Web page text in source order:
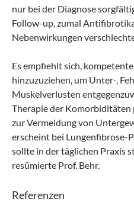
nur bei der Diagnose
Follow-up, zumal
Nebenwirkungen
Es empfiehlt sich,
hinzuzuziehen, um Unter-,
Muskelverlusten
Therapie der Komorbiditäten
zur Vermeidung von
erscheint bei Lungenfibrose-
sollte in der täglichen Praxis
resümierte Prof. Behr.
Referenzen